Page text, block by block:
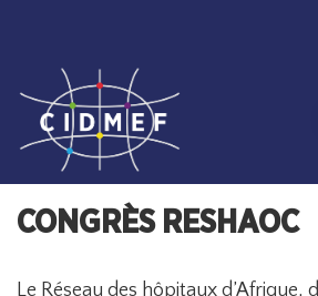
CONGRÈS RESHAOC
Le Réseau des hôpitaux d’Afrique,